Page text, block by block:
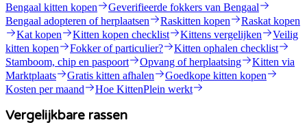
Bengaal kitten kopen
Geverifieerde fokkers van Bengaal
Bengaal adopteren of herplaatsen
Raskitten kopen
Raskat kopen
Kat kopen
Kitten kopen checklist Kittens vergelijken
Veilig
kitten kopen
Fokker of particulier?
Kitten ophalen checklist
Stamboom, chip en paspoort
Opvang of herplaatsing
Kitten via
Marktplaats
Gratis kitten afhalen
Goedkope kitten kopen
Kosten per maand
Hoe KittenPlein werkt
Vergelijkbare rassen